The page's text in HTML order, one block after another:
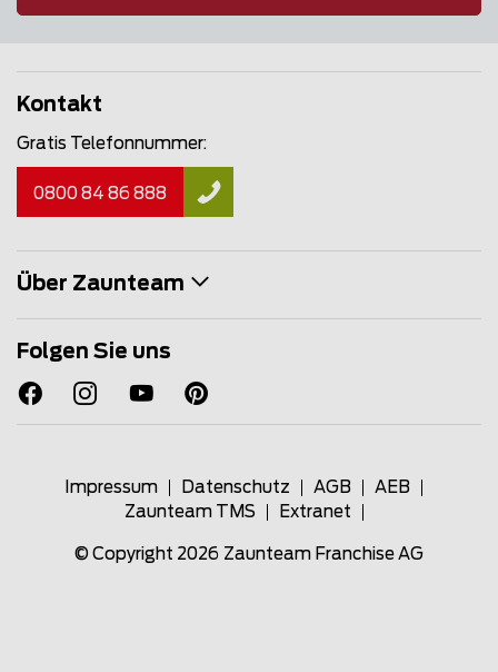
Kontakt
Gratis Telefonnummer:
0800 84 86 888
Über Zaunteam
Folgen Sie uns
Impressum Datenschutz AGB
AEB
Zaunteam TMS
Extranet
© Copyright 2026 Zaunteam Franchise AG